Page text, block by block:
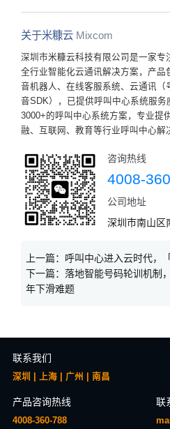
关于米糠云 Mixcom
深圳市米糠云科技有限公司是一家专
全行业智能化云通讯解决方案，产品
音机器人、在线客服系统、云通讯（
音SDK），已提供呼叫中心系统服务
3000+的呼叫中心系统方案，专业提
融、互联网、教育等行业呼叫中心解
咨询热线
4008-
公司地址
深圳市南山区
上一篇： 呼叫中心进入云时代，
下一篇： 落地智能号码轮训机制
年下滑难题
联系我们
深圳 | 上海 | 广州 | 南昌
产品咨询热线
4008-360-788
联